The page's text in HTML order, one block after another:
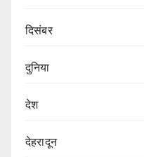
दिसंबर
दुनिया
देश
देहरादून